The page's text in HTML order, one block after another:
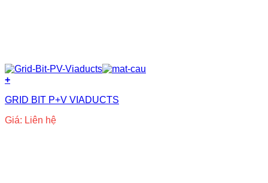
+
GRID BIT P+V VIADUCTS
Giá: Liên hệ